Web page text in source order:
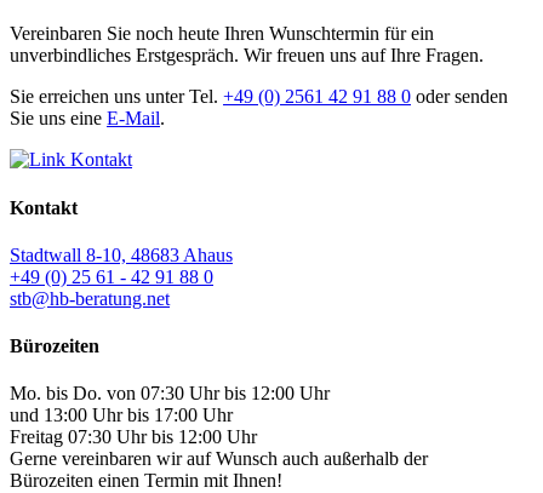
Vereinbaren Sie noch heute Ihren Wunschtermin für ein
unverbindliches Erstgespräch. Wir freuen uns auf Ihre Fragen.
Sie erreichen uns unter Tel. +49 (0) 2561 42 91 88 0 oder senden
Sie uns eine E-Mail.
Kontakt
Kontakt
Stadtwall 8-10, 48683 Ahaus
+49 (0) 25 61 - 42 91 88 0
stb@hb-beratung.net
Bürozeiten
Mo. bis Do. von 07:30 Uhr bis 12:00 Uhr
und 13:00 Uhr bis 17:00 Uhr
Freitag 07:30 Uhr bis 12:00 Uhr
Gerne vereinbaren wir auf Wunsch auch außerhalb der
Bürozeiten einen Termin mit Ihnen!